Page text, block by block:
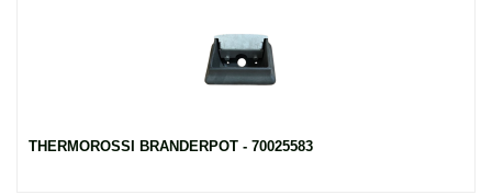
THERMOROSSI BRANDERPOT - 70025583